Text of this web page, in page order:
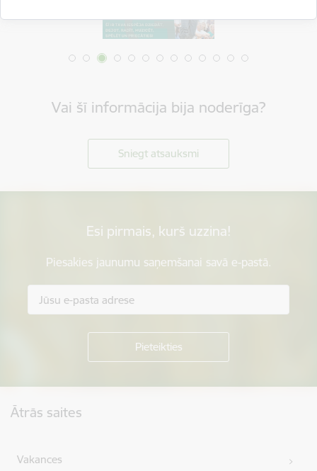
Vai šī informācija bija noderīga?
Sniegt atsauksmi
Esi pirmais, kurš uzzina!
Piesakies jaunumu saņemšanai savā e-pastā.
Ātrās saites
Vakances